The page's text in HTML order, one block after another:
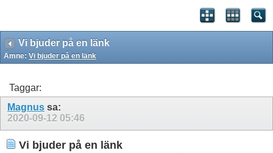
Vi bjuder på en länk
Ämne: Vi bjuder på en länk
Taggar:
Magnus sa:
2020-09-12 05:46
Vi bjuder på en länk